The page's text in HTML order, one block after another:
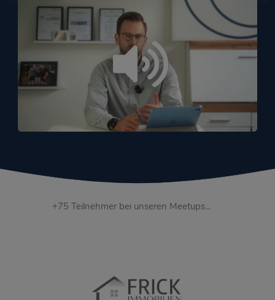
/ Loaded
100.00%
Playback
Rate
+75 Teilnehmer bei unseren Meetups...